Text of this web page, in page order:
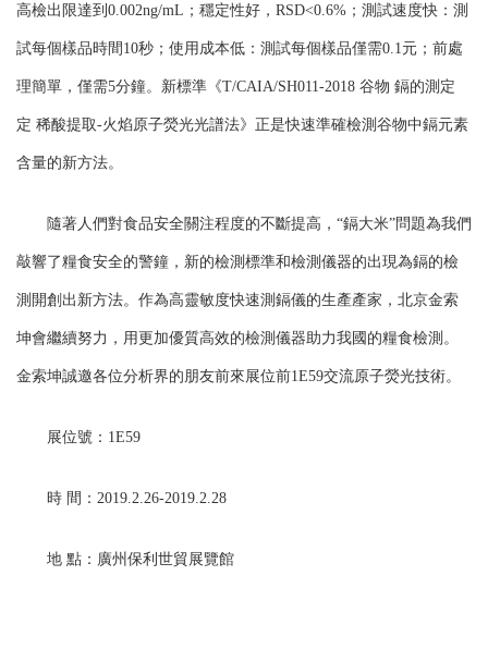
高檢出限達到0.002ng/mL；穩定性好，RSD<0.6%；測試速度快：測
試每個樣品時間10秒；使用成本低：測試每個樣品僅需0.1元；前處
理簡單，僅需5分鐘。新標準《T/CAIA/SH011-2018 谷物 鎘的測定
定 稀酸提取-火焰原子熒光光譜法》正是快速準確檢測谷物中鎘元素
含量的新方法。
隨著人們對食品安全關注程度的不斷提高，“鎘大米”問題為我們
敲響了糧食安全的警鐘，新的檢測標準和檢測儀器的出現為鎘的檢
測開創出新方法。作為高靈敏度快速測鎘儀的生產產家，北京金索
坤會繼續努力，用更加優質高效的檢測儀器助力我國的糧食檢測。
金索坤誠邀各位分析界的朋友前來展位前1E59交流原子熒光技術。
展位號：1E59
時 間：2019.2.26-2019.2.28
地 點：廣州保利世貿展覽館